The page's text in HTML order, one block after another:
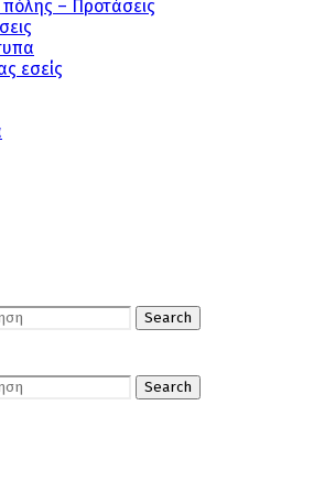
– Προτάσεις
εσείς
Search
Search